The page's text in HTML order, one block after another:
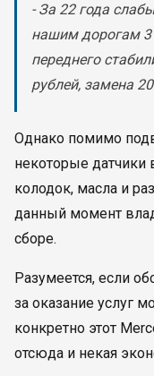
- За 22 года
нашим дорогам 3
переднего
рублей, замена
Однако помимо
некоторые датчики
колодок, масла и
данный момент
сборе.
Разумеется, если
за оказание услуг
конкретно этот
отсюда и некая